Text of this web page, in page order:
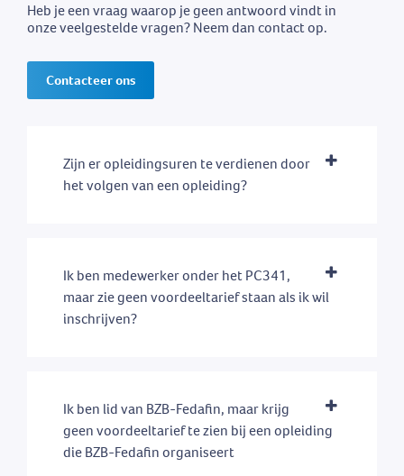
Heb je een vraag waarop je geen antwoord vindt in
onze veelgestelde vragen? Neem dan contact op.
Contacteer ons
Zijn er opleidingsuren te verdienen door
het volgen van een opleiding?
Ik ben medewerker onder het PC341,
maar zie geen voordeeltarief staan als ik wil
inschrijven?
Ik ben lid van BZB-Fedafin, maar krijg
geen voordeeltarief te zien bij een opleiding
die BZB-Fedafin organiseert